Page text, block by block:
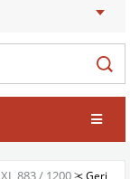
XL 883 / 1200>